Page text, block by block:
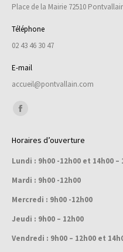
Place de la Mairie 72510
Téléphone
02 43 46 30 47
E-mail
accueil@pontvallain.com
Trouvez nous sur :
opens
in
new
Horaires d’ouverture
Lundi : 9h00 -12h00 et 14h00 –
Mardi : 9h00 -12h00
Mercredi : 9h00 -12h00
Jeudi : 9h00 – 12h00
Vendredi : 9h00 – 12h00 et